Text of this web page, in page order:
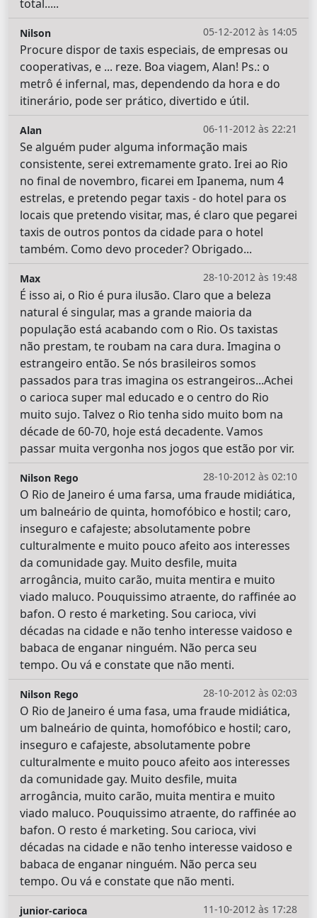
total.....
05-12-2012 às 14:05
Nilson
Procure dispor de taxis especiais, de empresas ou
cooperativas, e ... reze. Boa viagem, Alan! Ps.: o
metrô é infernal, mas, dependendo da hora e do
itinerário, pode ser prático, divertido e útil.
06-11-2012 às 22:21
Alan
Se alguém puder alguma informação mais
consistente, serei extremamente grato. Irei ao Rio
no final de novembro, ficarei em Ipanema, num 4
estrelas, e pretendo pegar taxis - do hotel para os
locais que pretendo visitar, mas, é claro que pegarei
taxis de outros pontos da cidade para o hotel
também. Como devo proceder? Obrigado...
28-10-2012 às 19:48
Max
É isso ai, o Rio é pura ilusão. Claro que a beleza
natural é singular, mas a grande maioria da
população está acabando com o Rio. Os taxistas
não prestam, te roubam na cara dura. Imagina o
estrangeiro então. Se nós brasileiros somos
passados para tras imagina os estrangeiros...Achei
o carioca super mal educado e o centro do Rio
muito sujo. Talvez o Rio tenha sido muito bom na
décade de 60-70, hoje está decadente. Vamos
passar muita vergonha nos jogos que estão por vir.
28-10-2012 às 02:10
Nilson Rego
O Rio de Janeiro é uma farsa, uma fraude midiática,
um balneário de quinta, homofóbico e hostil; caro,
inseguro e cafajeste; absolutamente pobre
culturalmente e muito pouco afeito aos interesses
da comunidade gay. Muito desfile, muita
arrogância, muito carão, muita mentira e muito
viado maluco. Pouquissimo atraente, do raffinée ao
bafon. O resto é marketing. Sou carioca, vivi
décadas na cidade e não tenho interesse vaidoso e
babaca de enganar ninguém. Não perca seu
tempo. Ou vá e constate que não menti.
28-10-2012 às 02:03
Nilson Rego
O Rio de Janeiro é uma fasa, uma fraude midiática,
um balneário de quinta, homofóbico e hostil; caro,
inseguro e cafajeste, absolutamente pobre
culturalmente e muito pouco afeito aos interesses
da comunidade gay. Muito desfile, muita
arrogância, muito carão, muita mentira e muito
viado maluco. Pouquissimo atraente, do raffinée ao
bafon. O resto é marketing. Sou carioca, vivi
décadas na cidade e não tenho interesse vaidoso e
babaca de enganar ninguém. Não perca seu
tempo. Ou vá e constate que não menti.
11-10-2012 às 17:28
junior-carioca